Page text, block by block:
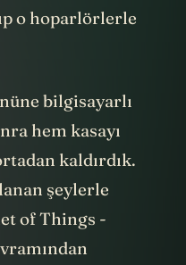
o hoparlörlerle
bilgisayarlı
hem kasayı
kaldırdık.
şeylerle
of Things -